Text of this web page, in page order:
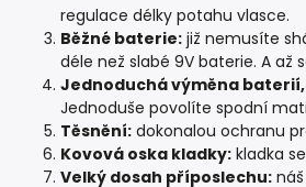
regulace délky potahu vlasce.
Běžné baterie: již nemusíte
déle než slabé 9V baterie. A až
Jednoduchá výměna
Jednoduše povolíte spodní
Těsnění: dokonalou ochranu
Kovová oska kladky: kladka
Velký dosah příposlechu: